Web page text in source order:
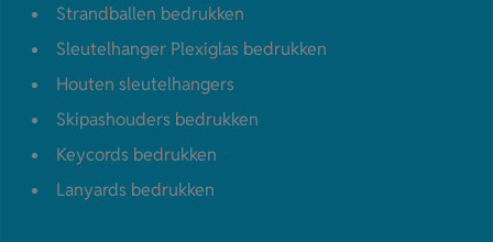
Strandballen bedrukken
Sleutelhanger Plexiglas bedrukken
Houten sleutelhangers
Skipashouders bedrukken
Keycords bedrukken
Lanyards bedrukken